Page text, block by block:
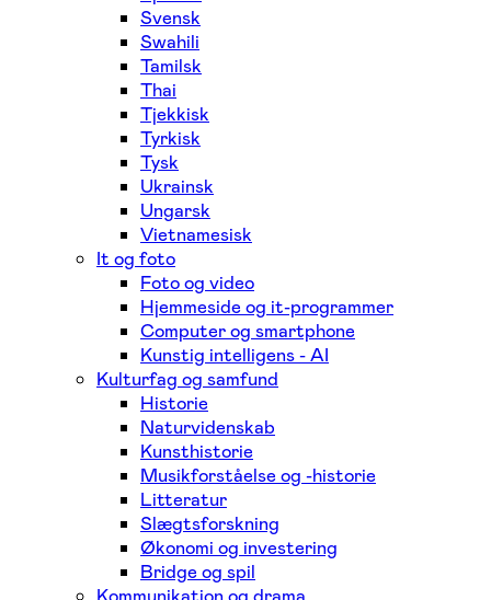
Svensk
Swahili
Tamilsk
Thai
Tjekkisk
Tyrkisk
Tysk
Ukrainsk
Ungarsk
Vietnamesisk
It og foto
Foto og video
Hjemmeside og it-programmer
Computer og smartphone
Kunstig intelligens - AI
Kulturfag og samfund
Historie
Naturvidenskab
Kunsthistorie
Musikforståelse og -historie
Litteratur
Slægtsforskning
Økonomi og investering
Bridge og spil